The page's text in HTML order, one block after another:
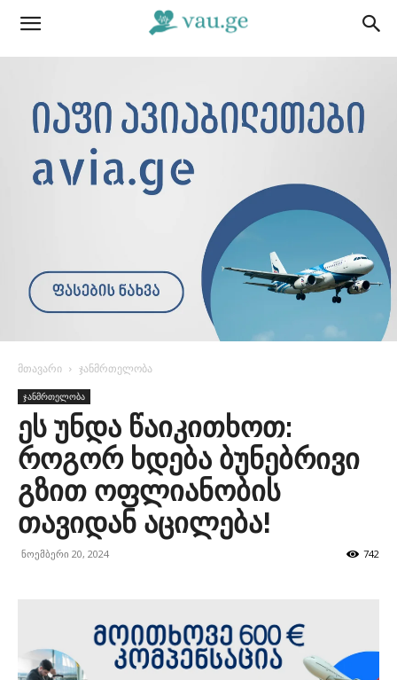
მთავარი ჯანმრთელობა
ჯანმრთელობა
ეს უნდა წაიკითხოთ:
როგორ ხდება ბუნებრივი
გზით ოფლიანობის
თავიდან აცილება!
ნოემბერი 20, 2024 742